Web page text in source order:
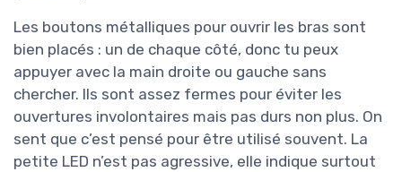
Les boutons métalliques pour ouvrir les bras sont
bien placés : un de chaque côté, donc tu peux
appuyer avec la main droite ou gauche sans
chercher. Ils sont assez fermes pour éviter les
ouvertures involontaires mais pas durs non plus. On
sent que c’est pensé pour être utilisé souvent. La
petite LED n’est pas agressive, elle indique surtout